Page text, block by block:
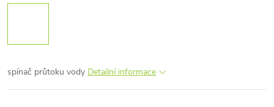
spínač průtoku vody Detailní informace